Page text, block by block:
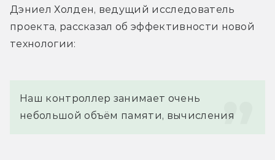
Дэниел Холден, ведущий исследователь
проекта, рассказал об эффективности новой
технологии:
Наш контроллер занимает очень
небольшой объём памяти, вычисления